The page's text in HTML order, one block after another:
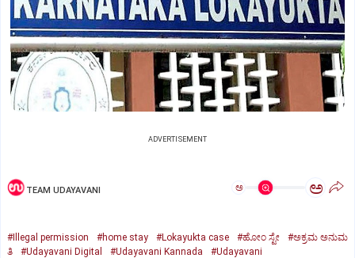
ADVERTISEMENT
TEAM UDAYAVANI ಅ ಅ
#Illegal permission #home stay #Lokayukta case #ಹೋಂ ಸ್ಟೇ
#ಅಕ್ರಮ ಅನುಮ
ತಿ
#Udayavani Digital #Udayavani Kannada #Udayavani